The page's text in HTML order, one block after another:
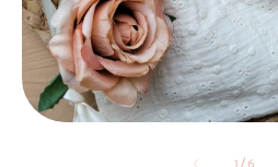
1 /de
6